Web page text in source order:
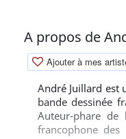
A propos de
Ajouter à mes
André Juillard est
bande dessinée
Auteur-phare de
francophone des